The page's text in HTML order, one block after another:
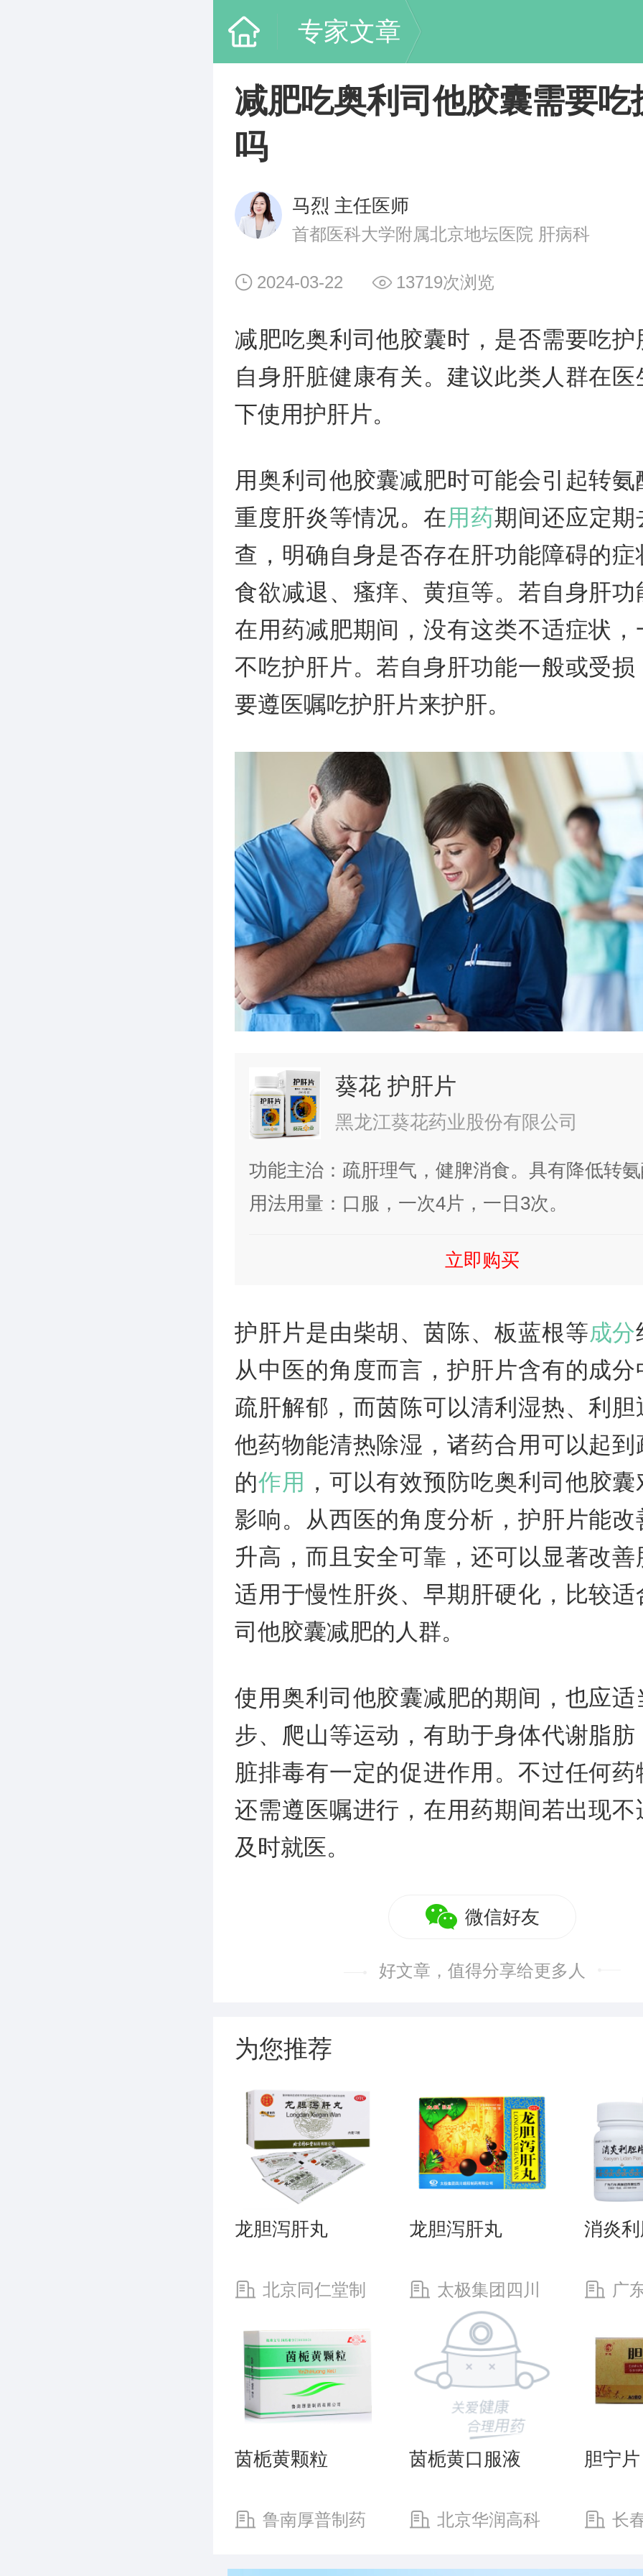
专家文章
减肥吃奥利司他胶囊需要吃
吗
马烈 主任医师
首都医科大学附属北京地坛医院 肝病科
2024-03-22 13719次浏览
减肥吃奥利司他胶囊时，是否需要吃护
自身肝脏健康有关。建议此类人群在医
下使用护肝片。
用奥利司他胶囊减肥时可能会引起转氨
重度肝炎等情况。在用药期间还应定期
查，明确自身是否存在肝功能障碍的症
食欲减退、瘙痒、黄疸等。若自身肝功
在用药减肥期间，没有这类不适症状，
不吃护肝片。若自身肝功能一般或受损
要遵医嘱吃护肝片来护肝。
葵花 护肝片
黑龙江葵花药业股份有限公司
功能主治：疏肝理气，健脾消食。具有降低转
用于慢性肝炎及早期肝硬化等。
用法用量：口服，一次4片，一日3次。
立即购买
护肝片是由柴胡、茵陈、板蓝根等成分
从中医的角度而言，护肝片含有的成分
疏肝解郁，而茵陈可以清利湿热、利胆
他药物能清热除湿，诸药合用可以起到
的作用 ，可以有效预防吃奥利司他胶
影响。从西医的角度分析，护肝片能改
升高，而且安全可靠，还可以显著改善
适用于慢性肝炎、早期肝硬化，比较适
司他胶囊减肥的人群。
使用奥利司他胶囊减肥的期间，也应适
步、爬山等运动，有助于身体代谢脂肪
脏排毒有一定的促进作用。不过任何药
还需遵医嘱进行，在用药期间若出现不
及时就医。
微信好友
好文章，值得分享给更多人
为您推荐
龙胆泻肝丸
北京同仁堂制
龙胆泻肝丸
太极集团四川
绵阳制药有限公司
消炎
广
茵栀黄颗粒
鲁南厚普制药
茵栀黄口服液
北京华润高科
胆宁片
长